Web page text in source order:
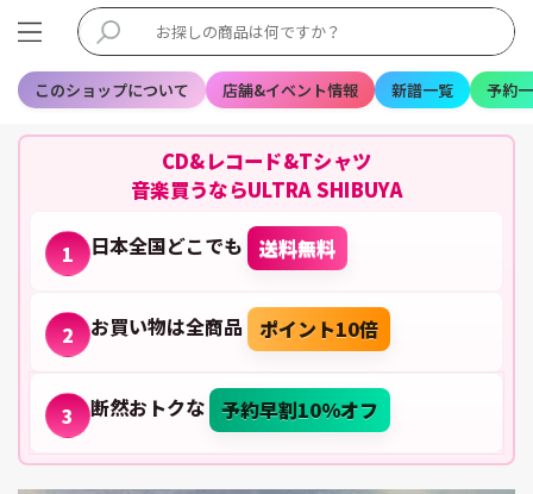
このショップについて 店舗&イベント情報 新譜一覧 予約
CD&レコード&Tシャツ
音楽買うならULTRA SHIBUYA
1 日本全国どこでも 送料無料
2 お買い物は全商品 ポイント10倍
3 断然おトクな 予約早割10%オフ